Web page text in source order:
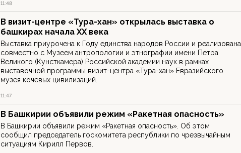
11:48
В визит-центре «Тура-хан» открылась выставка о
башкирах начала ХХ века
Выставка приурочена к Году единства народов России и реализована
совместно с Музеем антропологии и этнографии имени Петра
Великого (Кунсткамера) Российской академии наук в рамках
выставочной программы визит-центра «Тура-хан» Евразийского
музея кочевых цивилизаций.
11:47
В Башкирии объявили режим «Ракетная опасность»
В Башкирии объявили режим «Ракетная опасность». Об этом
сообщил председатель госкомитета республики по чрезвычайным
ситуациям Кирилл Первов.